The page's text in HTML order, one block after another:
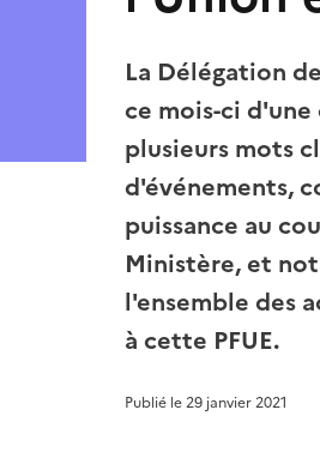
La Délégation
ce mois-ci
plusieurs mots
d'événements,
puissance au
Ministère, et
l'ensemble des
à cette PFUE.
Publié le29 janvier 2021